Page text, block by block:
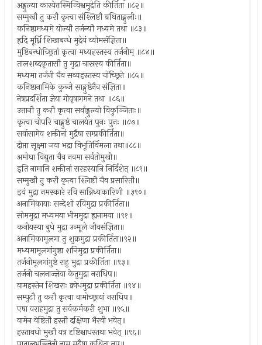
अङ्गुल्या कारयेत्तस्मिन्विश्वमुद्रेति कीर्तिता ॥८२॥
सम्मुखौ तु करौ कृत्वा संश्लिष्टौ ग्रथिताङ्गुलीः॥
कनिष्ठामध्यमे योज्यौ तर्जन्यौ मध्यमे तथा ॥८३॥
हृदि मूर्ध्नि शिखाबन्धे मुद्रेयं व्योमसंज्ञिता॥
मुष्टिबन्धोच्छ्रितां कृत्वा मध्यहस्तस्य तर्जनीम् ॥८४॥
तालशब्दकृतासौ तु मुद्रा चास्रस्य कीर्तिता॥
मध्यमा तर्जनी चैव सव्यहस्तस्य चोच्छ्रिते ॥८५॥
कनिष्ठानामिके कुब्जे साङ्गुष्ठेनैव संज्ञिता॥
नेत्रप्रदर्शिता ज्ञेया गोवृषागमने तथा ॥८६॥
उत्तानौ तु करौ कृत्वा सर्वाङ्गुल्यो विकुञ्जिताः॥
कृत्वा चोपरि चाङ्गुष्ठं चालयेत पुनः पुनः ॥८७॥
सर्वासामेव शक्तीनां मुद्रैषा सम्प्रकीर्तिता॥
दीप्ता सूक्ष्मा जया भद्रा विभूतिर्विमला तथा॥८८॥
अमोघा विद्युता चैव नवमा सर्वतोमुखी॥
इति नामानि शक्तीनां सरहस्यानि निर्दिशेत् ॥८९॥
सम्मुखौ तु करौ कृत्वा श्लिष्टौ चैव प्रसारितौ॥
इयं मुद्रा नमस्कारे रवि सान्निध्यकारिणी ॥३९०॥
अनामिकायाः सन्देशो रविमुद्रा प्रकीर्तिता॥
सोममुद्रा मध्यमया भीममुद्रा ह्यनामया ॥९१॥
कनीयस्या बुधे मुद्रा उन्मूले जीवसंज्ञिता॥
अनामिकामूलगा तु शुक्रमुद्रा प्रकीर्तिता॥९२॥
मध्यमामूलगांगुष्ठा शनिमुद्रा प्रकीर्तिता॥
तर्जनीमूलगांगुष्ठे राहु मुद्रा प्रकीर्तिता ॥९३॥
तर्जनी चलनाज्ज्ञेया केतुमुद्रा नराधिप॥
वामहस्तेन शिखराः क्रोधमुद्रा प्रकीर्तिता ॥९४॥
सम्पुटौ तु करौ कृत्वा वामोच्छ्रायां नराधिप॥
एषा वराहमुद्रा तु सर्वकर्मकरी शुभा ॥९५॥
वामेन वेष्टितौ हस्तौ दक्षिणा भैरवी भवेत्॥
हस्तावधो मुखौ यत्र दृष्टिश्चाधस्तथा भवेत् ॥९६॥